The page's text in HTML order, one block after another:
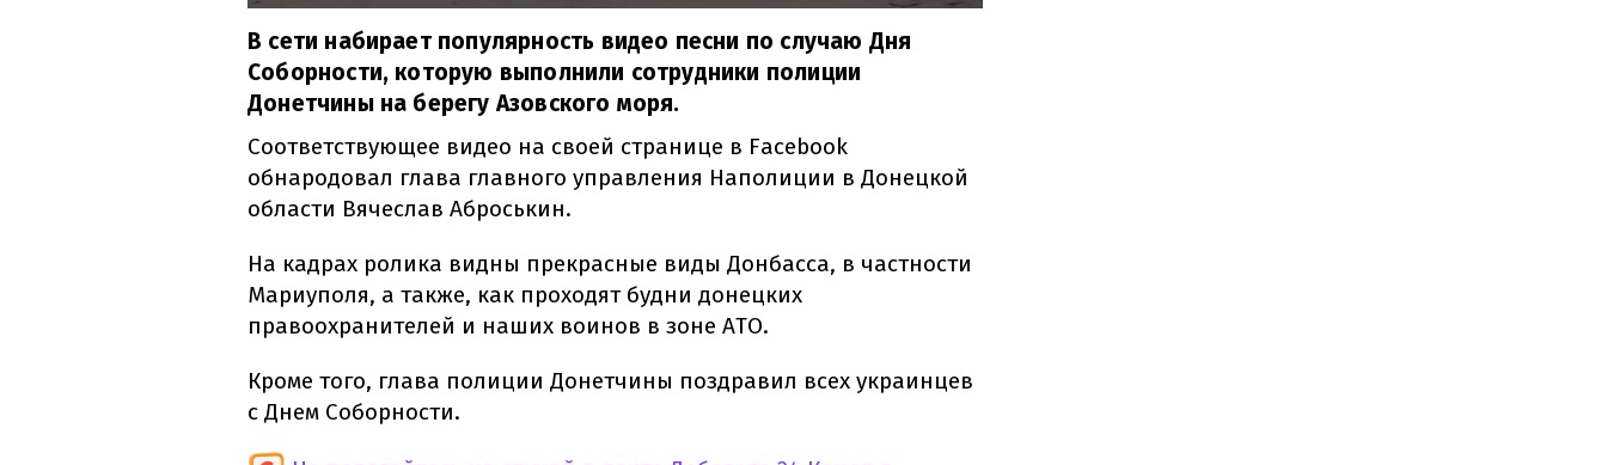
В сети набирает популярность видео песни по случаю Дня
Соборности, которую выполнили сотрудники полиции
Донетчины на берегу Азовского моря.
Соответствующее видео на своей странице в Facebооk
обнародовал глава главного управления Наполиции в Донецкой
области Вячеслав Аброськин.
На кадрах ролика видны прекрасные виды Донбасса, в частности
Мариуполя, а также, как проходят будни донецких
правоохранителей и наших воинов в зоне АТО.
Кроме того, глава полиции Донетчины поздравил всех украинцев
с Днем Соборности.